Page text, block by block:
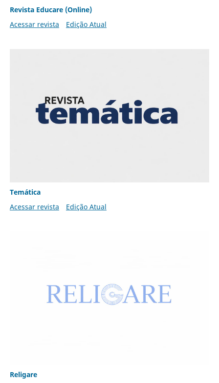
Revista Educare (Online)
Acessar revista
Edição Atual
Temática
Acessar revista
Edição Atual
Religare